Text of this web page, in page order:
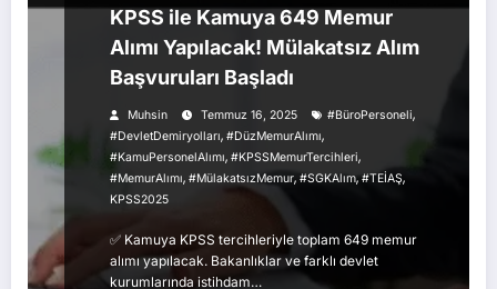
KPSS ile Kamuya 649 Memur
Alımı Yapılacak! Mülakatsız Alım
Başvuruları Başladı
Muhsin Temmuz 16, 2025 #BüroPersoneli,
#DevletDemiryolları, #DüzMemurAlımı,
#KamuPersonelAlımı, #KPSSMemurTercihleri,
#MemurAlımı, #MülakatsızMemur,#SGKAlım,#TEİAŞ,
KPSS2025
✅ Kamuya KPSS tercihleriyle toplam 649 memur
alımı yapılacak. Bakanlıklar ve farklı devlet
kurumlarında istihdam…